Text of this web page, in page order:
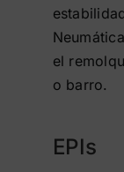
el
o barro.
EPIs